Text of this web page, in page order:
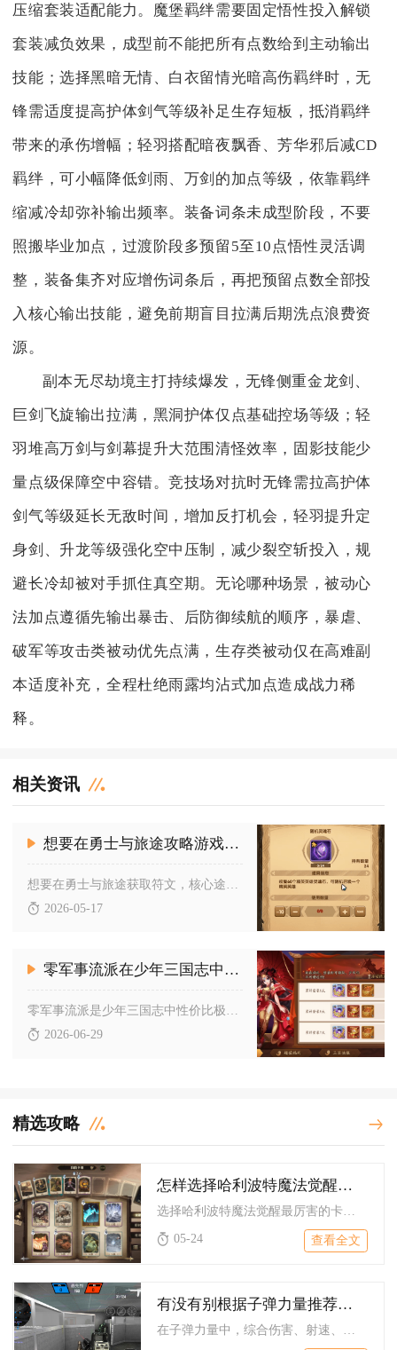
压缩套装适配能力。魔堡羁绊需要固定悟性投入解锁
套装减负效果，成型前不能把所有点数给到主动输出
技能；选择黑暗无情、白衣留情光暗高伤羁绊时，无
锋需适度提高护体剑气等级补足生存短板，抵消羁绊
带来的承伤增幅；轻羽搭配暗夜飘香、芳华邪后减CD
羁绊，可小幅降低剑雨、万剑的加点等级，依靠羁绊
缩减冷却弥补输出频率。装备词条未成型阶段，不要
照搬毕业加点，过渡阶段多预留5至10点悟性灵活调
整，装备集齐对应增伤词条后，再把预留点数全部投
入核心输出技能，避免前期盲目拉满后期洗点浪费资
源。
副本无尽劫境主打持续爆发，无锋侧重金龙剑、
巨剑飞旋输出拉满，黑洞护体仅点基础控场等级；轻
羽堆高万剑与剑幕提升大范围清怪效率，固影技能少
量点级保障空中容错。竞技场对抗时无锋需拉高护体
剑气等级延长无敌时间，增加反打机会，轻羽提升定
身剑、升龙等级强化空中压制，减少裂空斩投入，规
避长冷却被对手抓住真空期。无论哪种场景，被动心
法加点遵循先输出暴击、后防御续航的顺序，暴虐、
破军等攻击类被动优先点满，生存类被动仅在高难副
本适度补充，全程杜绝雨露均沾式加点造成战力稀
释。
相关资讯
想要在勇士与旅途攻略游戏中获取符文但不知道方法
2026-05-17
零军事流派在少年三国志中起到了什么作用
2026-06-29
精选攻略
怎样选择哈利波特魔法觉醒最厉害的卡组
选择哈利波特魔法觉醒最厉害的卡组，核心是优先匹配强势回响、构...
05-24
查看全文
有没有别根据子弹力量推荐的好枪